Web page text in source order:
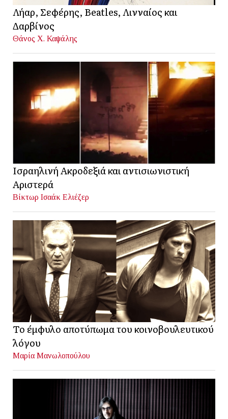
Λήαρ, Σεφέρης, Beatles, Λινναίος και
Δαρβίνος
Θάνος Χ. Καψάλης
Ισραηλινή Ακροδεξιά και αντισιωνιστική
Αριστερά
Βίκτωρ Ισαάκ Ελιέζερ
Το έμφυλο αποτύπωμα του κοινοβουλευτικού
λόγου
Μαρία Μανωλοπούλου